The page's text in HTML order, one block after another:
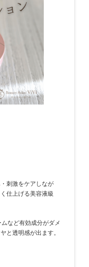
刺激をケアしなが
仕上げる美容液級
など有効成分がダメ
と透明感が出ます。